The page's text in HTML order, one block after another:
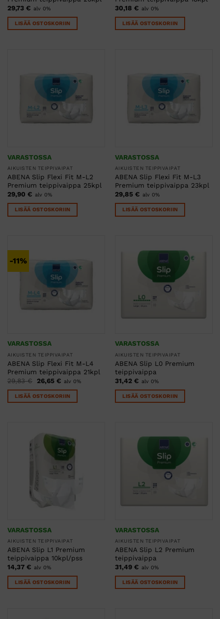
29,73 € alv 0%
LISÄÄ OSTOSKORIIN
30,18 € alv 0%
LISÄÄ OSTOSKORIIN
VARASTOSSA
AIKUISTEN TEIPPIVAIPAT
ABENA Slip Flexi Fit M-L2
Premium teippivaippa 25kpl
29,90 € alv 0%
LISÄÄ OSTOSKORIIN
VARASTOSSA
AIKUISTEN TEIPPIVAIPAT
ABENA Slip Flexi Fit M-L3
Premium teippivaippa 23kpl
29,85 € alv 0%
LISÄÄ OSTOSKORIIN
-11%
VARASTOSSA
AIKUISTEN TEIPPIVAIPAT
ABENA Slip Flexi Fit M-L4
Premium teippivaippa 21kpl
29,83€ Alkuperäinen
hinta
oli:
29,83 €.
26,65 €Nykyinen
on:
26,65 €.
alv 0%
LISÄÄ OSTOSKORIIN
VARASTOSSA
AIKUISTEN TEIPPIVAIPAT
ABENA Slip L0 Premium
teippivaippa
31,42 € alv 0%
LISÄÄ OSTOSKORIIN
VARASTOSSA
AIKUISTEN TEIPPIVAIPAT
ABENA Slip L1 Premium
teippivaippa 10kpl/pss
14,37 € alv 0%
LISÄÄ OSTOSKORIIN
VARASTOSSA
AIKUISTEN TEIPPIVAIPAT
ABENA Slip L2 Premium
teippivaippa
31,49 € alv 0%
LISÄÄ OSTOSKORIIN